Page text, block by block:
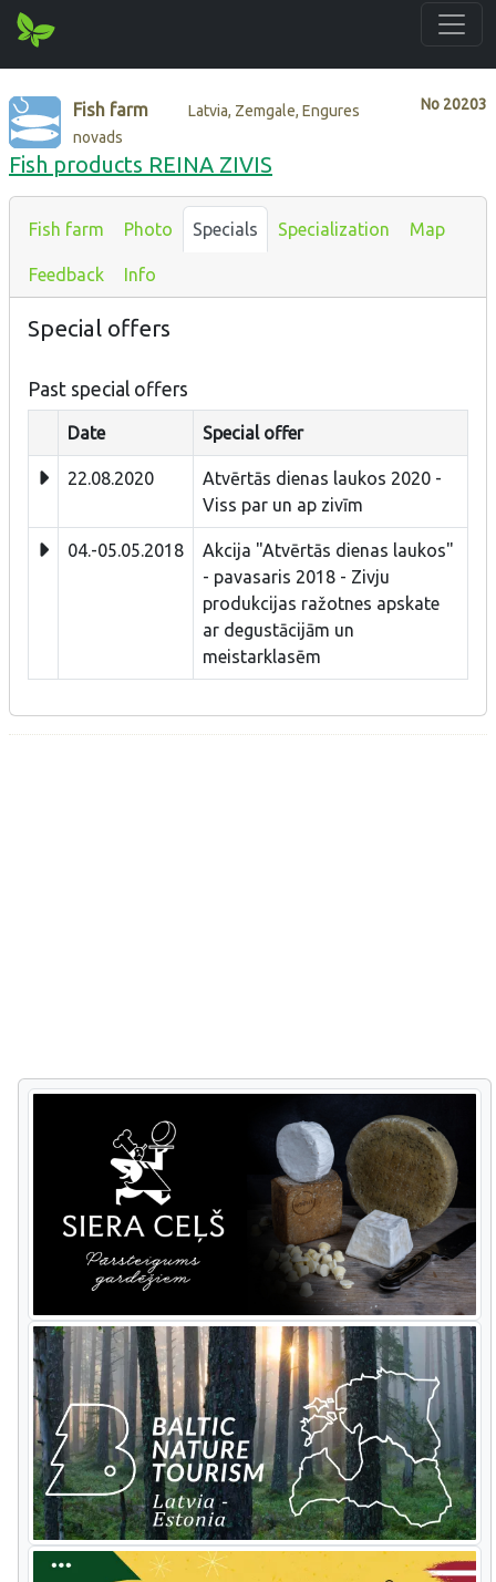
No 20203
Fish farm
Latvia, Zemgale, Engures
novads
Fish products REINA ZIVIS
Fish farm Photo Specials Specialization Map
Feedback Info
Special offers
Past special offers
Date Special offer
22.08.2020
Atvērtās dienas laukos 2020 -
Viss par un ap zivīm
04.-05.05.2018
Akcija "Atvērtās dienas laukos"
- pavasaris 2018 - Zivju
produkcijas ražotnes apskate
ar degustācijām un
meistarklasēm